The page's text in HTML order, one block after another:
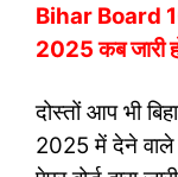
Bihar Board
2025 कब जारी
दोस्तों आप भी
2025 में देने